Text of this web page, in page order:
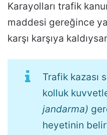
Karayolları trafik
maddesi gereğince
karşı karşıya
Trafik kazası
kolluk
jandarma)
heyetinin